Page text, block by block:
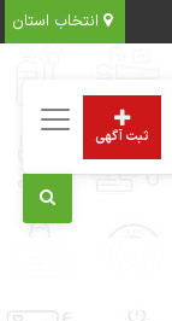
انتخاب استان
ثبت آگهی